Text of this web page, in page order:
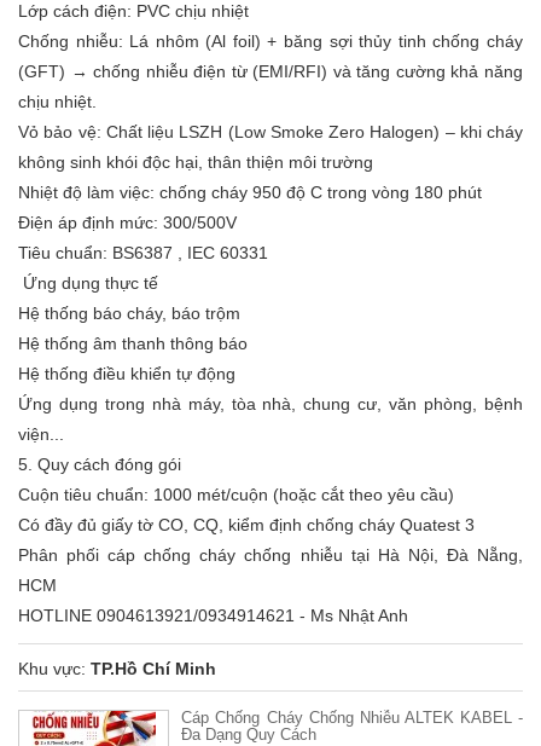
Lớp cách điện: PVC chịu nhiệt
Chống nhiễu: Lá nhôm (Al foil) + băng sợi thủy tinh chống cháy
(GFT) → chống nhiễu điện từ (EMI/RFI) và tăng cường khả năng
chịu nhiệt.
Vỏ bảo vệ: Chất liệu LSZH (Low Smoke Zero Halogen) – khi cháy
không sinh khói độc hại, thân thiện môi trường
Nhiệt độ làm việc: chống cháy 950 độ C trong vòng 180 phút
Điện áp định mức: 300/500V
Tiêu chuẩn: BS6387 , IEC 60331
Ứng dụng thực tế
Hệ thống báo cháy, báo trộm
Hệ thống âm thanh thông báo
Hệ thống điều khiển tự động
Ứng dụng trong nhà máy, tòa nhà, chung cư, văn phòng, bệnh
viện...
5. Quy cách đóng gói
Cuộn tiêu chuẩn: 1000 mét/cuộn (hoặc cắt theo yêu cầu)
Có đầy đủ giấy tờ CO, CQ, kiểm định chống cháy Quatest 3
Phân phối cáp chống cháy chống nhiễu tại Hà Nội, Đà Nẵng,
HCM
HOTLINE 0904613921/0934914621 - Ms Nhật Anh
Khu vực: TP.Hồ Chí Minh
Cáp Chống Cháy Chống Nhiễu ALTEK KABEL -
Đa Dạng Quy Cách